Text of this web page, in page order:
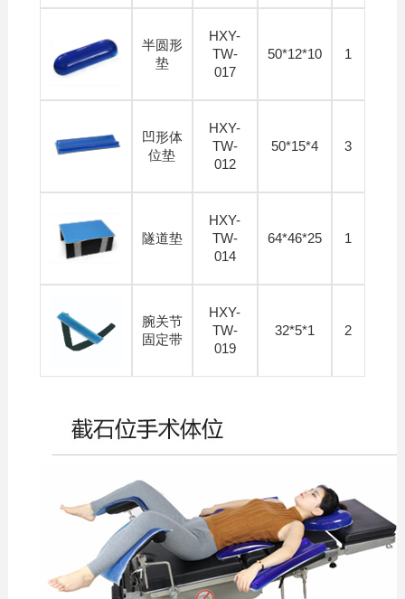
半圆形
垫
HXY-
TW-
017
50*12*10 1
凹形体
位垫
HXY-
TW-
012
50*15*4 3
隧道垫
HXY-
TW-
014
64*46*25 1
腕关节
固定带
HXY-
TW-
019
32*5*1 2